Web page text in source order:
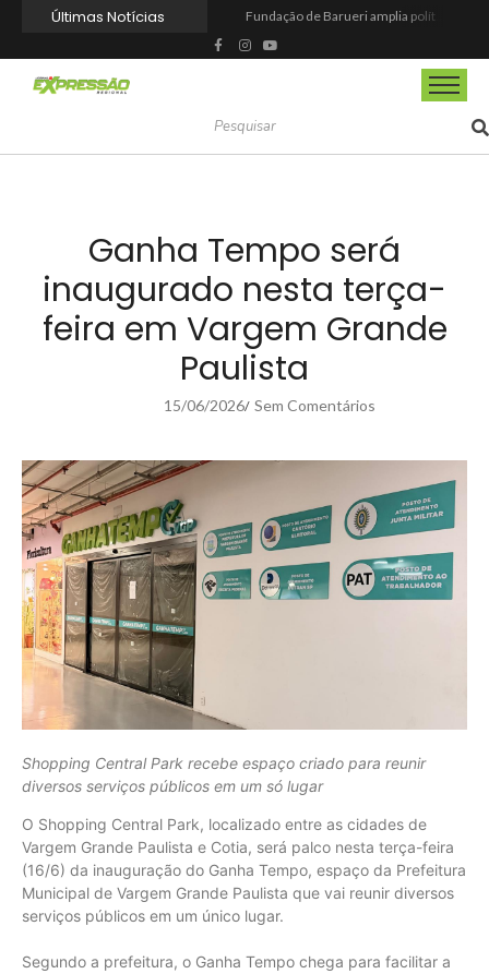
Últimas Notícias
Itapevi melhora nota no IDEB 2025 e registra maior evolução educacional da região
Prefeitura de Mairinque promove palestra em alusão ao Agosto Lilás no CRAS Vila Barreto
Banco do Povo Paulista oferece crédito para impulsionar empreendedores de Mairinque
Ganha Tempo será
inaugurado nesta terça-
feira em Vargem Grande
Paulista
15/06/2026/ Sem Comentários
Shopping Central Park recebe espaço criado para reunir
diversos serviços públicos em um só lugar
O Shopping Central Park, localizado entre as cidades de
Vargem Grande Paulista e Cotia, será palco nesta terça-feira
(16/6) da inauguração do Ganha Tempo, espaço da Prefeitura
Municipal de Vargem Grande Paulista que vai reunir diversos
serviços públicos em um único lugar.
Segundo a prefeitura, o Ganha Tempo chega para facilitar a